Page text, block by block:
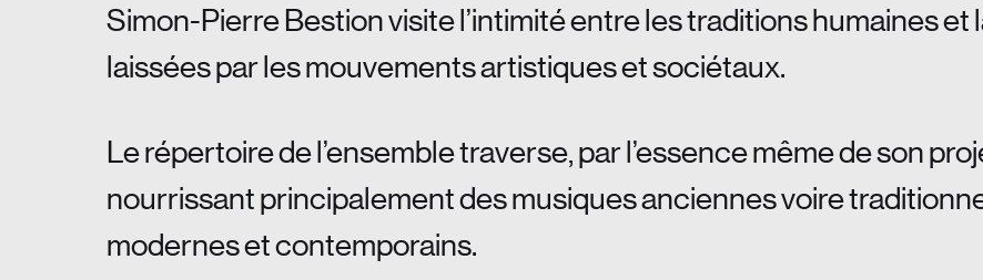
Simon-Pierre Bestion visite l’intimité entre les traditions humaines
laissées par les mouvements artistiques et sociétaux.
Le répertoire de l’ensemble traverse, par l’essence même de son
nourrissant principalement des musiques anciennes voire
modernes et contemporains.